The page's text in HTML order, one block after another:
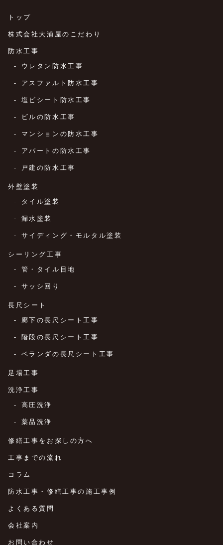
トップ
株式会社大浦屋のこだわり
防水工事
ウレタン防水工事
アスファルト防水工事
塩ビシート防水工事
ビルの防水工事
マンションの防水工事
アパートの防水工事
戸建の防水工事
外壁塗装
タイル塗装
漏水塗装
サイディング・モルタル塗装
シーリング工事
管・タイル目地
サッシ回り
長尺シート
廊下の長尺シート工事
階段の長尺シート工事
ベランダの長尺シート工事
足場工事
洗浄工事
高圧洗浄
薬品洗浄
修繕工事をお探しの方へ
工事までの流れ
コラム
防水工事・修繕工事の施工事例
よくある質問
会社案内
お問い合わせ